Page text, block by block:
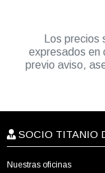
Los
expresados en
previo aviso,
SOCIO TITANIO
Nuestras oficinas